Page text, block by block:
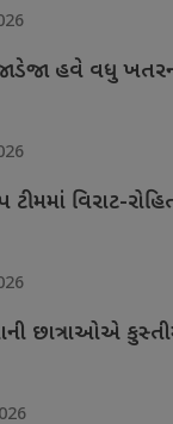
જાડેજા હવે વધુ
ટીમમાં વિરાટ-
છાત્રાઓએ